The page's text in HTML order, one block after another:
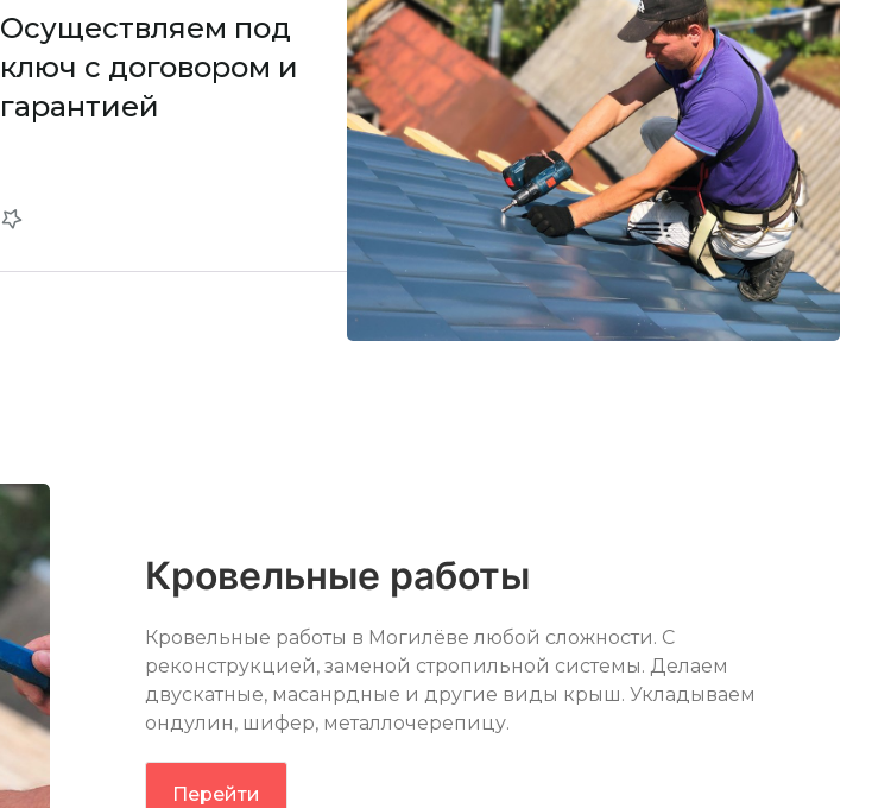
Осуществляем под
ключ с договором и
гарантией
Кровельные работы
Кровельные работы в Могилёве любой сложности. С
реконструкцией, заменой стропильной системы. Делаем
двускатные, масанрдные и другие виды крыш. Укладываем
ондулин, шифер, металлочерепицу.
Перейти